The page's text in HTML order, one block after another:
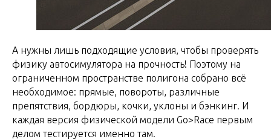
А нужны лишь подходящие условия, чтобы проверять
физику автосимулятора на прочность! Поэтому на
ограниченном пространстве полигона собрано всё
необходимое: прямые, повороты, различные
препятствия, бордюры, кочки, уклоны и бэнкинг. И
каждая версия физической модели Go>Race первым
делом тестируется именно там.